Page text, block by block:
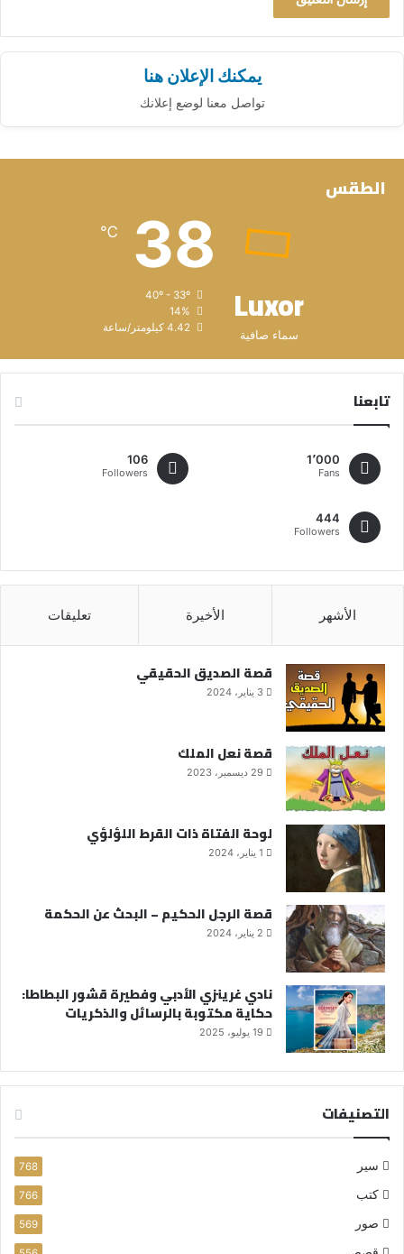
يمكنك الإعلان هنا
تواصل معنا لوضع إعلانك
الطقس
Luxor
سماء صافية
38
℃
14%
4.42 كيلومتر/ساعة
تابعنا
1٬000
Fans
106
Followers
444
Followers
الأشهر الأخيرة تعليقات
قصة الصديق الحقيقي
3 يناير، 2024
قصة نعل الملك
29 ديسمبر، 2023
لوحة الفتاة ذات القرط اللؤلؤي
1 يناير، 2024
قصة الرجل الحكيم – البحث عن الحكمة
2 يناير، 2024
نادي غرينزي الأدبي وفطيرة قشور البطاطا:
حكاية مكتوبة بالرسائل والذكريات
19 يوليو، 2025
التصنيفات
سير 768
كتب 766
صور 569